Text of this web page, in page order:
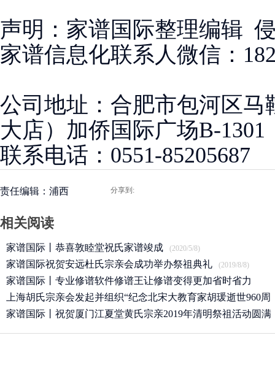
声明：家谱国际整理编辑
家谱信息化联系人微信：
公司地址：合肥市包河区
大店）加侨国际广场B-1301
联系电话：0551-85205687
责任编辑：浦西 分享到:
相关阅读
家谱国际丨恭喜敦睦堂祝氏家谱竣成 (2020/5/8)
家谱国际祝贺安远杜氏宗亲会成功举办祭祖典礼 (2019/8/8)
家谱国际丨专业修谱软件修谱王让修谱变得更加省时省力
(2019/7/17)
上海胡氏宗亲会发起并组织“纪念北宋大教育家胡瑗逝世960周
年”
(2019/4/27)
家谱国际丨祝贺厦门江夏堂黄氏宗亲2019年清明祭祖活动圆满
(2019/4/13)